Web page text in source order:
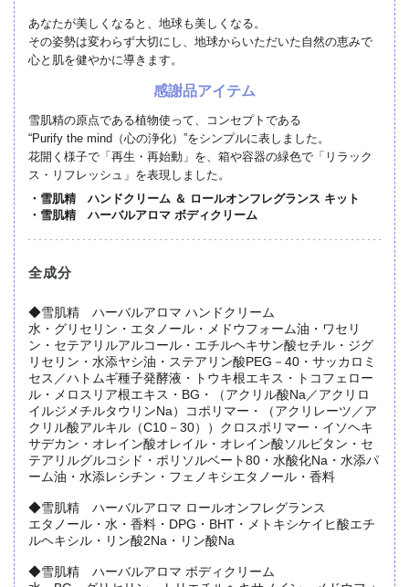
あなたが美しくなると、地球も美しくなる。
その姿勢は変わらず大切にし、地球からいただいた自然の恵みで
心と肌を健やかに導きます。
感謝品アイテム
雪肌精の原点である植物使って、コンセプトである
“Purify the mind（心の浄化）”をシンプルに表しました。
花開く様子で「再生・再始動」を、箱や容器の緑色で「リラック
ス・リフレッシュ」を表現しました。
・雪肌精 ハンドクリーム ＆ ロールオンフレグランス キット
・雪肌精 ハーバルアロマ ボディクリーム
全成分
◆雪肌精 ハーバルアロマ ハンドクリーム
水・グリセリン・エタノール・メドウフォーム油・ワセリ
ン・セテアリルアルコール・エチルヘキサン酸セチル・ジグ
リセリン・水添ヤシ油・ステアリン酸PEG－40・サッカロミ
セス／ハトムギ種子発酵液・トウキ根エキス・トコフェロー
ル・メロスリア根エキス・BG・（アクリル酸Na／アクリロ
イルジメチルタウリンNa）コポリマー・（アクリレーツ／ア
クリル酸アルキル（C10－30））クロスポリマー・イソヘキ
サデカン・オレイン酸オレイル・オレイン酸ソルビタン・セ
テアリルグルコシド・ポリソルベート80・水酸化Na・水添パ
ーム油・水添レシチン・フェノキシエタノール・香料
◆雪肌精 ハーバルアロマ ロールオンフレグランス
エタノール・水・香料・DPG・BHT・メトキシケイヒ酸エチ
ルヘキシル・リン酸2Na・リン酸Na
◆雪肌精 ハーバルアロマ ボディクリーム